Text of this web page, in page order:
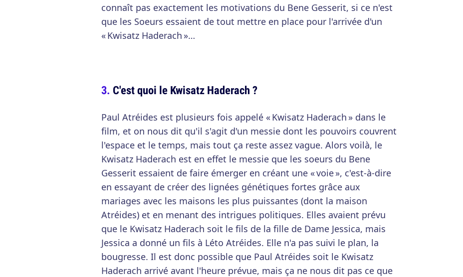
connaît pas exactement les motivations du Bene Gesserit, si ce n'est
que les Soeurs essaient de tout mettre en place pour l'arrivée d'un
« Kwisatz Haderach »…
C'est quoi le Kwisatz Haderach ?
Paul Atréides est plusieurs fois appelé « Kwisatz Haderach » dans le
film, et on nous dit qu'il s'agit d'un messie dont les pouvoirs couvrent
l'espace et le temps, mais tout ça reste assez vague. Alors voilà, le
Kwisatz Haderach est en effet le messie que les soeurs du Bene
Gesserit essaient de faire émerger en créant une « voie », c'est-à-dire
en essayant de créer des lignées génétiques fortes grâce aux
mariages avec les maisons les plus puissantes (dont la maison
Atréides) et en menant des intrigues politiques. Elles avaient prévu
que le Kwisatz Haderach soit le fils de la fille de Dame Jessica, mais
Jessica a donné un fils à Léto Atréides. Elle n'a pas suivi le plan, la
bougresse. Il est donc possible que Paul Atréides soit le Kwisatz
Haderach arrivé avant l'heure prévue, mais ça ne nous dit pas ce que